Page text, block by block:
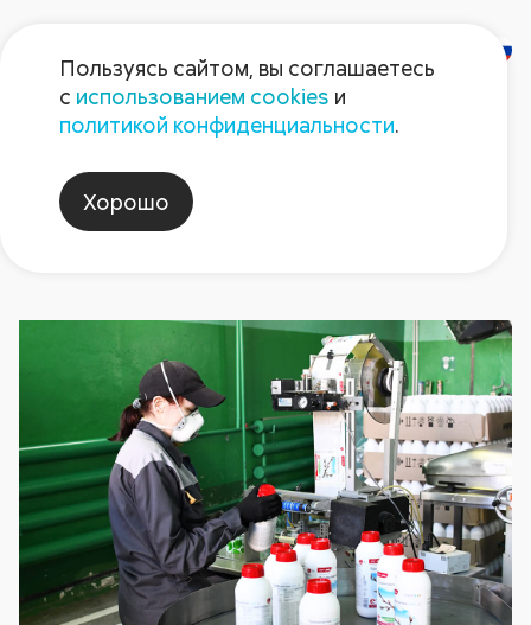
Новости
Пользуясь сайтом, вы соглашаетесь
с использованием cookies и
политикой конфиденциальности.
Хорошо